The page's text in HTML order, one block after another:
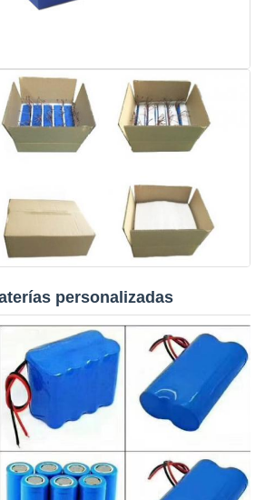
personalizadas